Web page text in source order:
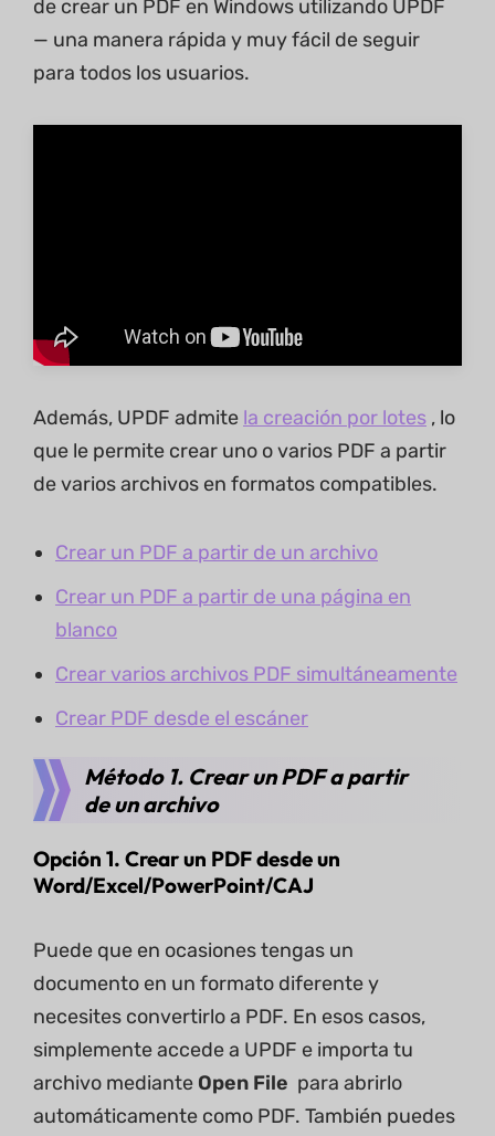
de crear un PDF en Windows utilizando UPDF
— una manera rápida y muy fácil de seguir
para todos los usuarios.
Además, UPDF admite la creación por lotes , lo
que le permite crear uno o varios PDF a partir
de varios archivos en formatos compatibles.
Crear un PDF a partir de un archivo
Crear un PDF a partir de una página en
blanco
Crear varios archivos PDF simultáneamente
Crear PDF desde el escáner
Método 1. Crear un PDF a partir
de un archivo
Opción 1. Crear un PDF desde un
Word/Excel/PowerPoint/CAJ
Puede que en ocasiones tengas un
documento en un formato diferente y
necesites convertirlo a PDF. En esos casos,
simplemente accede a UPDF e importa tu
archivo mediante Open File para abrirlo
automáticamente como PDF. También puedes